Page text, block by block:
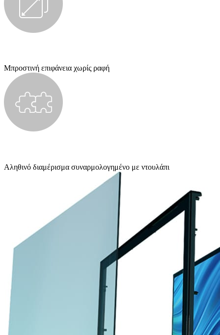
Μπροστινή επιφάνεια χωρίς ραφή
Αληθινό διαμέρισμα συναρμολογημένο με ντουλάπι